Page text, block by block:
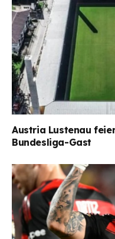
Austria Lustenau
Bundesliga-Gast